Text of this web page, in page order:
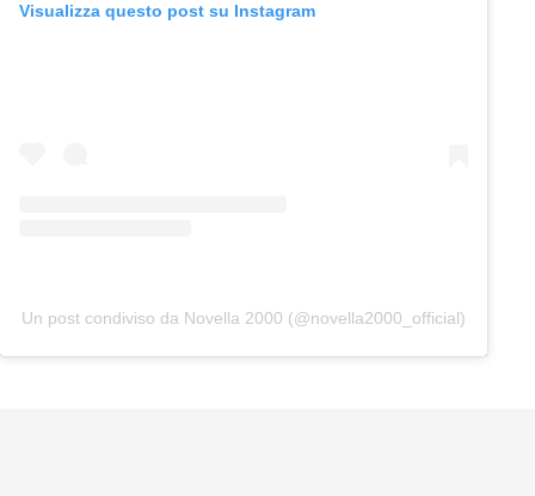
Visualizza questo post su Instagram
Un post condiviso da Novella 2000 (@novella2000_official)